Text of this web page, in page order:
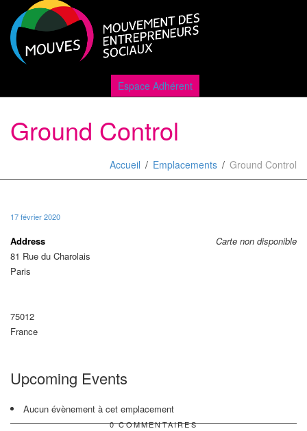
Espace Adhérent
Ground Control
Accueil Emplacements Ground Control
17 février 2020
Carte non disponible
Address
81 Rue du Charolais
Paris
75012
France
Upcoming Events
Aucun évènement à cet emplacement
0 COMMENTAIRES